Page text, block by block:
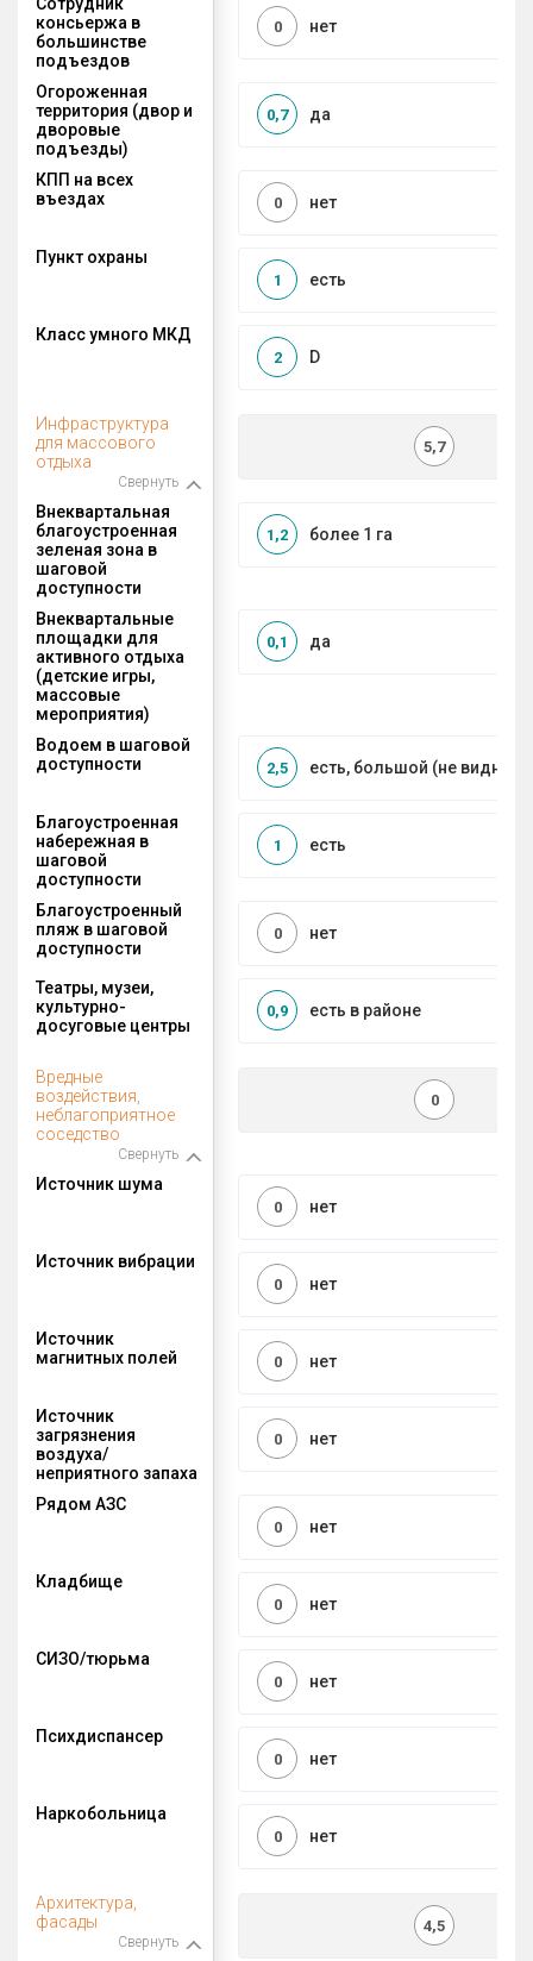
консьержа в
большинстве
подъездов
нет
0
Огороженная
территория (двор и
дворовые
подъезды)
да
0,7
КПП на всех
въездах
нет
0
Пункт охраны
есть
1
Класс умного МКД
D
2
Инфраструктура
для массового
отдыха
Свернуть
5,7
Внеквартальная
благоустроенная
зеленая зона в
шаговой
доступности
более 1 га
1,2
Внеквартальные
площадки для
активного отдыха
(детские игры,
массовые
мероприятия)
да
0,1
Водоем в шаговой
доступности
есть, большой (не видно
2,5
Благоустроенная
набережная в
шаговой
доступности
есть
1
Благоустроенный
пляж в шаговой
доступности
нет
0
Театры, музеи,
культурно-
досуговые центры
есть в районе
0,9
Вредные
воздействия,
неблагоприятное
соседство
Свернуть
0
Источник шума
нет
0
Источник вибрации
нет
0
Источник
магнитных полей
нет
0
Источник
загрязнения
воздуха/
неприятного запаха
нет
0
Рядом АЗС
нет
0
Кладбище
нет
0
СИЗО/тюрьма
нет
0
Психдиспансер
нет
0
Наркобольница
нет
0
Архитектура,
фасады
Свернуть
4,5